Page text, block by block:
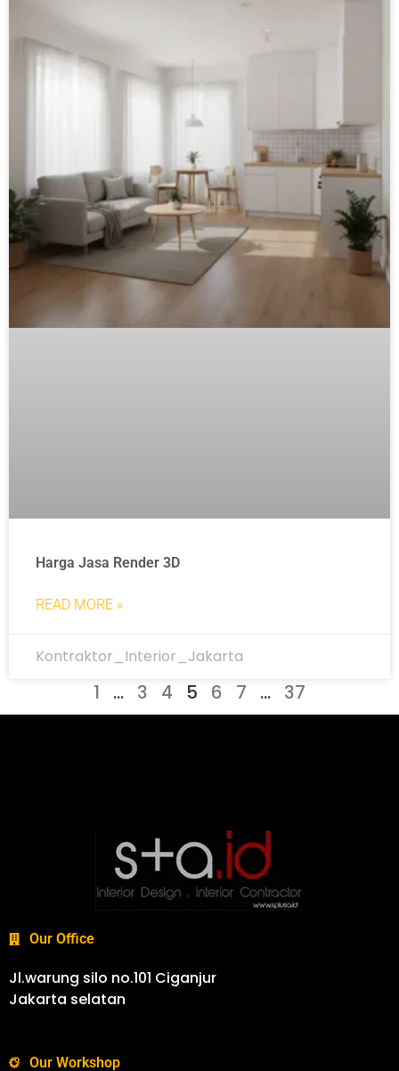
Harga Jasa Render 3D
READ MORE »
Kontraktor_Interior_Jakarta
1 … 3 4 5 6 7 … 37
Our Office
Jl.warung silo no.101 Ciganjur
Jakarta selatan
Our Workshop